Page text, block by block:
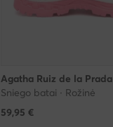
Agatha Ruiz de la Prada
Sniego batai · Rožinė
59,95 €